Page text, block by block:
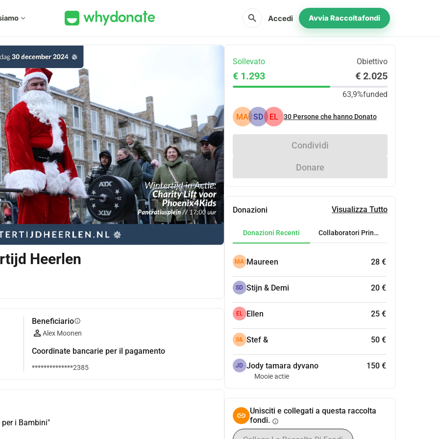
expand_more search Accedi Avvia Raccoltafondi
Heerlen
Beneficiarioinfo
Alex Moonen
Coordinate bancarie per il pagamento
**************2385
i Bambini"
Sollevato Obiettivo
€ 1.293 € 2.025
63,9%funded
MA SD EL 30 Persone che hanno Donato
Condividi
Donare
Donazioni Visualizza Tutto
Donazioni Recenti Collaboratori Principali
MA Maureen 28 €
SD Stijn & Demi 20 €
EL Ellen 25 €
S& Stef & 50 €
JD Jody tamara dyvano 150 €
Mooie actie
Unisciti e collegati a questa raccolta
fondi. info